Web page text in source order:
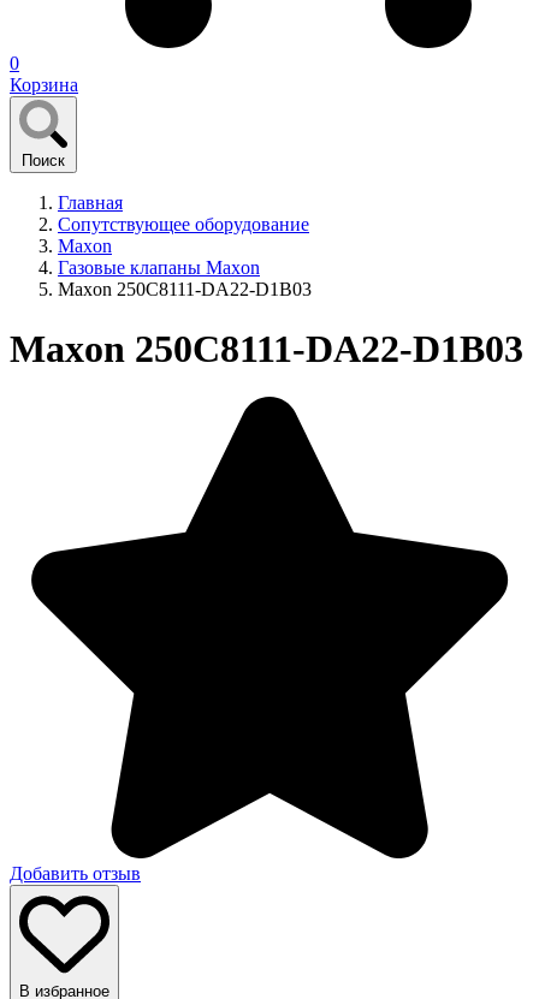
0
Корзина
Поиск
Главная
Сопутствующее оборудование
Maxon
Газовые клапаны Maxon
Maxon 250C8111-DA22-D1B03
Maxon 250C8111-DA22-D1B03
Добавить отзыв
В избранное